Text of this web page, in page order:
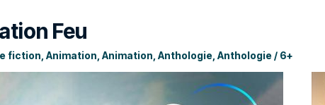
Feu
fiction, Animation, Animation, Anthologie, Anthologie / 6+